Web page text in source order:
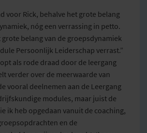
voor Rick, behalve het grote belang
nóg een verrassing in petto.
grote belang van de groepsdynamiek
Persoonlijk Leiderschap verrast.”
als rode draad door de leergang
verder over de meerwaarde van
vooral deelnemen aan de Leergang
modules, maar juist de
ik heb opgedaan vanuit de coaching,
en de